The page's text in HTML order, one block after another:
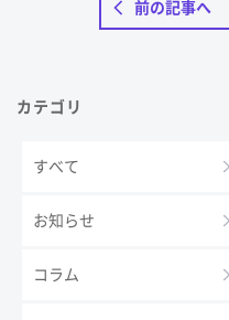
前の記事へ
カテゴリ
すべて
お知らせ
コラム